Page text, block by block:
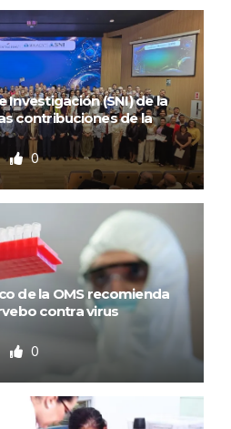
Investigación (SNI) de la
contribuciones de la
0
de la OMS recomienda
contra virus
0